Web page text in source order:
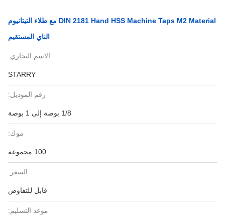
DIN 2181 Hand HSS Machine Taps M2 Material مع طلاء التيتانيوم
الناي المستقيم
الاسم التجاري:
STARRY
رقم الموديل:
1/8 بوصة إلى 1 بوصة
موك:
100 مجموعة
السعر:
قابل للتفاوض
موعد التسليم: